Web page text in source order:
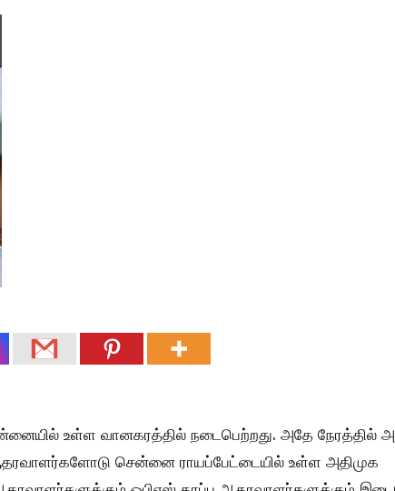
உள்ள வானகரத்தில் நடைபெற்றது. அதே நேரத்தில்
சென்னை ராயப்பேட்டையில் உள்ள அதிமுக